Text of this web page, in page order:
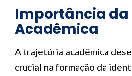
Importância da
Acadêmica
A trajetória acadêmica
crucial na formação da